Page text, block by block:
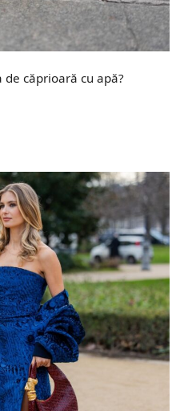
căprioară cu apă?